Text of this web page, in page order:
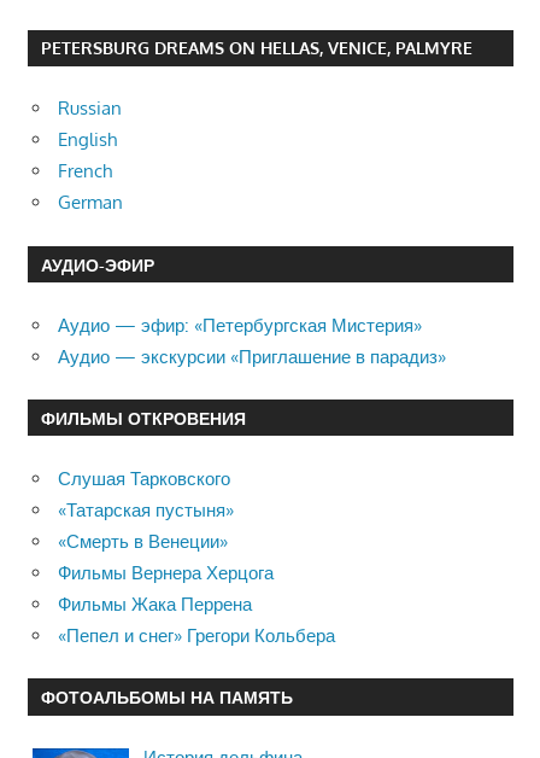
PETERSBURG DREAMS ON HELLAS, VENICE, PALMYRE
Russian
English
French
German
АУДИО-ЭФИР
Аудио — эфир: «Петербургская Мистерия»
Аудио — экскурсии «Приглашение в парадиз»
ФИЛЬМЫ ОТКРОВЕНИЯ
Слушая Тарковского
«Татарская пустыня»
«Смерть в Венеции»
Фильмы Вернера Херцога
Фильмы Жака Перрена
«Пепел и снег» Грегори Кольбера
ФОТОАЛЬБОМЫ НА ПАМЯТЬ